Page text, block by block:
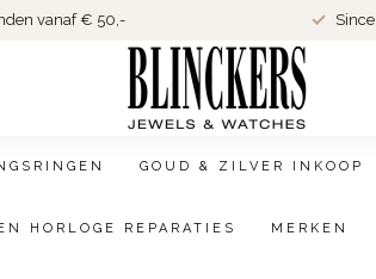
vanaf € 50,- Since
GOUD & ZILVER INKOOP
HORLOGE REPARATIES MERKEN